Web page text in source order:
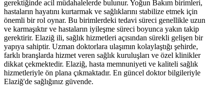
gerektiğinde acil müdahalelerde bulunur. Yoğun Bakım birimleri,
hastaların hayatını kurtarmak ve sağlıklarını stabilize etmek için
önemli bir rol oynar. Bu birimlerdeki tedavi süreci genellikle uzun
ve karmaşıktır ve hastaların iyileşme süreci boyunca yakın takip
gerektirir. Elaziğ ili, sağlık hizmetleri açısından sürekli gelişen bir
yapıya sahiptir. Uzman doktorlara ulaşımın kolaylaştığı şehirde,
farklı branşlarda hizmet veren sağlık kuruluşları ve özel klinikler
dikkat çekmektedir. Elaziğ, hasta memnuniyeti ve kaliteli sağlık
hizmetleriyle ön plana çıkmaktadır. En güncel doktor bilgileriyle
Elaziğ'de sağlığınız güvende.